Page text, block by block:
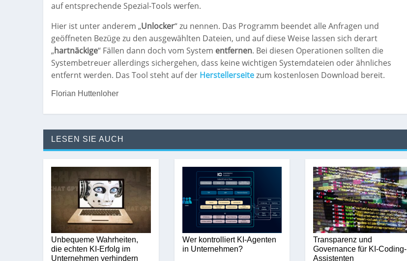
auf entsprechende Spezial-Tools werfen.
Hier ist unter anderem „Unlocker“ zu nennen. Das Programm beendet alle Anfragen und
geöffneten Bezüge zu den ausgewählten Dateien, und auf diese Weise lassen sich derart
„hartnäckige“ Fällen dann doch vom System entfernen. Bei diesen Operationen sollten die
Systembetreuer allerdings sichergehen, dass keine wichtigen Systemdateien oder ähnliches
entfernt werden. Das Tool steht auf der Herstellerseitezum kostenlosen Download bereit.
Florian Huttenloher
LESEN SIE AUCH
Unbequeme Wahrheiten,
die echten KI-Erfolg im
Unternehmen verhindern
Wer kontrolliert KI-Agenten
in Unternehmen?
Transparenz und
Governance für KI-Coding-
Assistenten